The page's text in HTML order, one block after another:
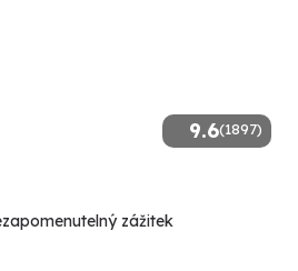
9.6(1897)
zážitek